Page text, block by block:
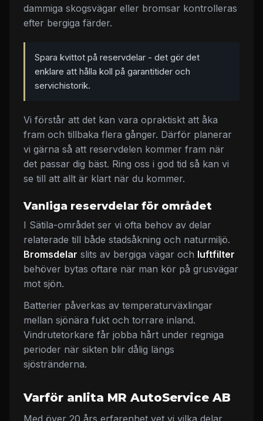
dammiga skogsvägar eller bromsar kontrolleras
efter bergiga färder.
Spara kvittot på reservdelar - det gör det
enklare att hålla koll på garantitider och
servichistorik.
Vi förstår att det kan vara opraktiskt att åka
fram och tillbaka flera gånger. Därför planerar
vi gärna så att reservdelen kommer fram när
det passar dig bäst. Ring oss i god tid så kan vi
se till att allt är klart när du kommer.
Vanliga reservdelar för området
I Sätila-området ser vi ofta behov av delar
relaterade till både stadsåkning och naturmiljö.
Bromsdelar slits av bergiga vägar och luftfilter
behöver bytas oftare när man kör på grusvägar
mot sjön.
Batterier påverkas av temperaturväxlingar
mellan sjönära fukt och torrare inland.
Vindrutetorkare får jobba hårt under regniga
perioder när sikten blir dålig längs
sjöstränderna.
Varför anlita MR AutoService AB
Med över 20 års erfarenhet vet vi vilka delar